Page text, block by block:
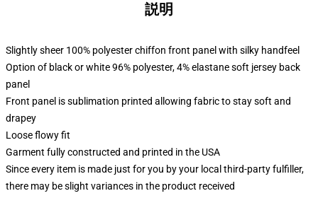
説明
Slightly sheer 100% polyester chiffon front panel with silky handfeel
Option of black or white 96% polyester, 4% elastane soft jersey back
panel
Front panel is sublimation printed allowing fabric to stay soft and
drapey
Loose flowy fit
Garment fully constructed and printed in the USA
Since every item is made just for you by your local third-party fulfiller,
there may be slight variances in the product received